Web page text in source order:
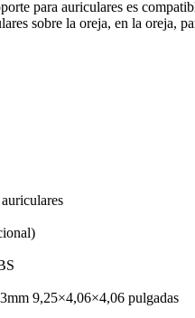
para auriculares es
sobre la oreja, en la oreja,
9,25×4,06×4,06 pulgadas